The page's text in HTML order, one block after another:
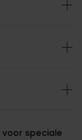
voor speciale